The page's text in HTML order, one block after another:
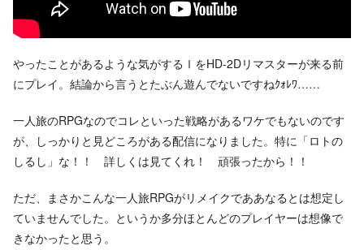
やったことがあるような気がするⅠをHD-2Dリマスターが来る前
にプレイ。結論から言うとたぶん遊んでないですねｸｫﾚﾜ……
一人旅のRPGなのでコレといった戦略があるワケでもないのです
が、しっかりと見どころがある配信になりました。特に「ロトの
しるし」な！！ 詳しくは見てくれ！ 頑張ったから！！
ただ、まさかこんな一人旅RPGがリメイクでああなるとは想定し
ていませんでした。というか多分ほとんどのプレイヤーは想像で
きなかったと思う。